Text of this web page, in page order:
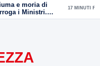
e moria di
i Ministri.
del
17 MINUTI FA